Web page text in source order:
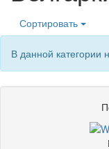
Сортировать
В данной категории